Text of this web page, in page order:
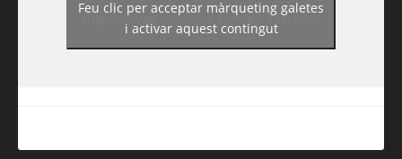
https://www.facebook.com/guiadereus/
Feu clic per acceptar màrqueting galetes
i activar aquest contingut